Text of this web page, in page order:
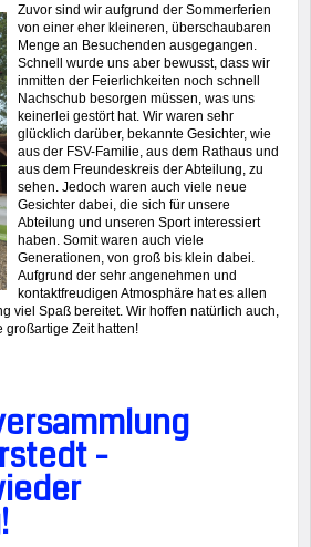
Zuvor sind wir aufgrund der Sommerferien
von einer eher kleineren, überschaubaren
Menge an Besuchenden ausgegangen.
Schnell wurde uns aber bewusst, dass wir
inmitten der Feierlichkeiten noch schnell
Nachschub besorgen müssen, was uns
keinerlei gestört hat. Wir waren sehr
glücklich darüber, bekannte Gesichter, wie
aus der FSV-Familie, aus dem Rathaus und
aus dem Freundeskreis der Abteilung, zu
sehen. Jedoch waren auch viele neue
Gesichter dabei, die sich für unsere
Abteilung und unseren Sport interessiert
haben. Somit waren auch viele
Generationen, von groß bis klein dabei.
Aufgrund der sehr angenehmen und
kontaktfreudigen Atmosphäre hat es allen
viel Spaß bereitet. Wir hoffen natürlich auch,
großartige Zeit hatten!
-